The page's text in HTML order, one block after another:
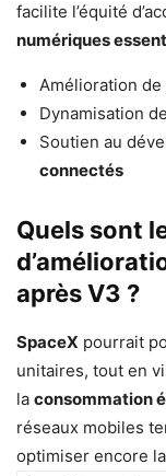
facilite l’équité
numériques
Amélioration de
Dynamisation
Soutien au
connectés
Quels sont
après V3 ?
SpaceX pourrait
unitaires, tout en
la consommation
réseaux mobiles
optimiser encore